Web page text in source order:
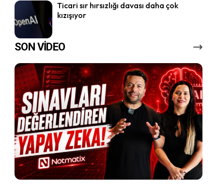
Ticari sır hırsızlığı davası daha çok
kızışıyor
SON VİDEO